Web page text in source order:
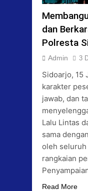
dan
Polresta
Admin 3
Sidoarjo, 15
karakter
jawab, dan
Lalu Lintas
sama
oleh
rangkaian
Read More